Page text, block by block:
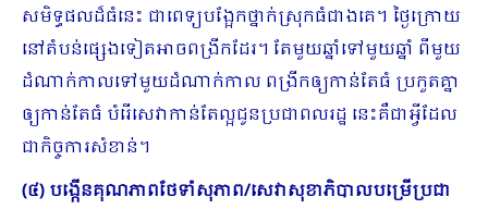
សមិទ្ធផលដ៏ធំនេះ ជាពេទ្យបង្អែកថ្នាក់ស្រុកធំជាងគេ។ ថ្ងៃក្រោយ
នៅតំបន់ផ្សេងទៀតអាចពង្រីកដែរ។ តែមួយឆ្នាំទៅមួយឆ្នាំ ពីមួយ
ដំណាក់កាលទៅមួយដំណាក់កាល ពង្រីកឲ្យកាន់តែធំ ប្រកួតគ្នា
ឲ្យកាន់តែធំ បំរើសេវាកាន់តែល្អជូនប្រជាពលរដ្ឋ នេះគឺជាអ្វីដែល
ជាកិច្ចការសំខាន់។
(៤) បង្កើនគុណភាពថែទាំសុភាព/សេវាសុខាភិបាលបម្រើប្រជា